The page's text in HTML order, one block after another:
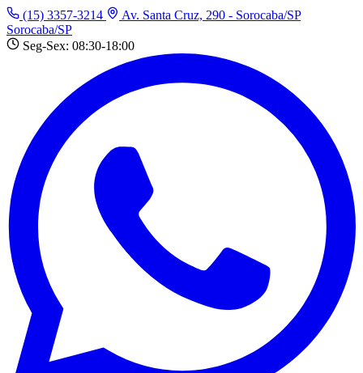
(15) 3357-3214
Av. Santa Cruz, 290 - Sorocaba/SP
Sorocaba/SP
Seg-Sex: 08:30-18:00